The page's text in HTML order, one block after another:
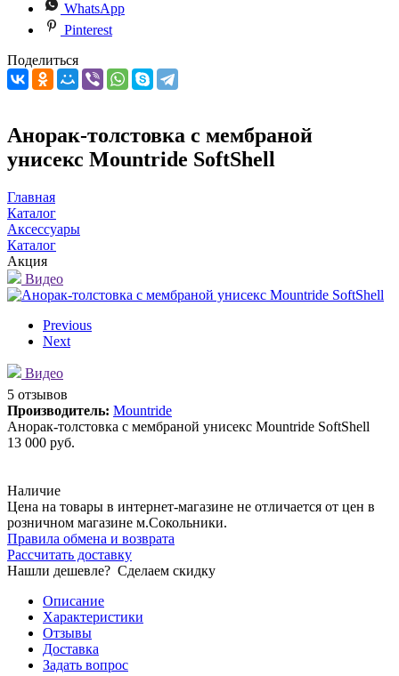
WhatsApp
Pinterest
Поделиться
Анорак-толстовка с мембраной
унисекс Mountride SoftShell
Главная
Каталог
Аксессуары
Каталог
Акция
Видео
Previous
Next
Видео
5 отзывов
Производитель: Mountride
Анорак-толстовка с мембраной унисекс Mountride SoftShell
13 000 руб.
Наличие
Цена на товары в интернет-магазине не отличается от цен в
розничном магазине м.Сокольники.
Правила обмена и возврата
Рассчитать доставку
Нашли дешевле? Сделаем скидку
Описание
Характеристики
Отзывы
Доставка
Задать вопрос